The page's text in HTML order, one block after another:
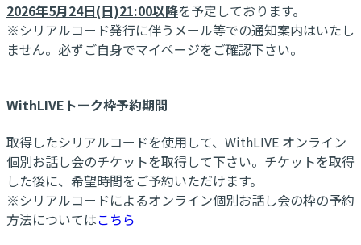
2026年5月24日(日)21:00以降を予定しております。
※シリアルコード発行に伴うメール等での通知案内はいたし
ません。必ずご自身でマイページをご確認下さい。
WithLIVEトーク枠予約期間
取得したシリアルコードを使用して、WithLIVE オンライン
個別お話し会のチケットを取得して下さい。チケットを取得
した後に、希望時間をご予約いただけます。
※シリアルコードによるオンライン個別お話し会の枠の予約
方法についてはこちら